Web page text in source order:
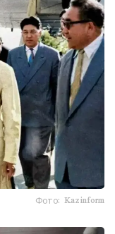
Фото: Kazinform